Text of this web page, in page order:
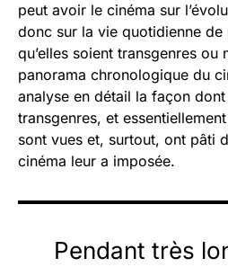
peut avoir le cinéma sur
donc sur la vie quotidienne de
qu’elles soient transgenres ou
panorama chronologique du
analyse en détail la façon
transgenres, et
sont vues et, surtout, ont pâti
cinéma leur a imposée.
Pendant très